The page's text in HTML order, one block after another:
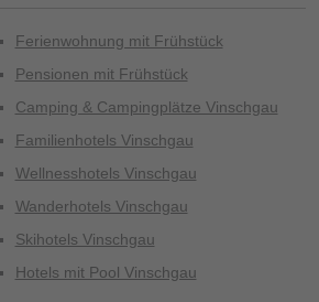
Ferienwohnung mit Frühstück
Pensionen mit Frühstück
Camping & Campingplätze Vinschgau
Familienhotels Vinschgau
Wellnesshotels Vinschgau
Wanderhotels Vinschgau
Skihotels Vinschgau
Hotels mit Pool Vinschgau